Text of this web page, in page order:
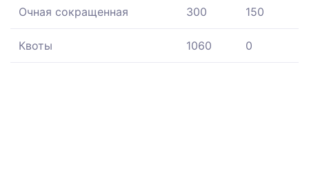
Очная сокращенная 300 150
Квоты 1060 0